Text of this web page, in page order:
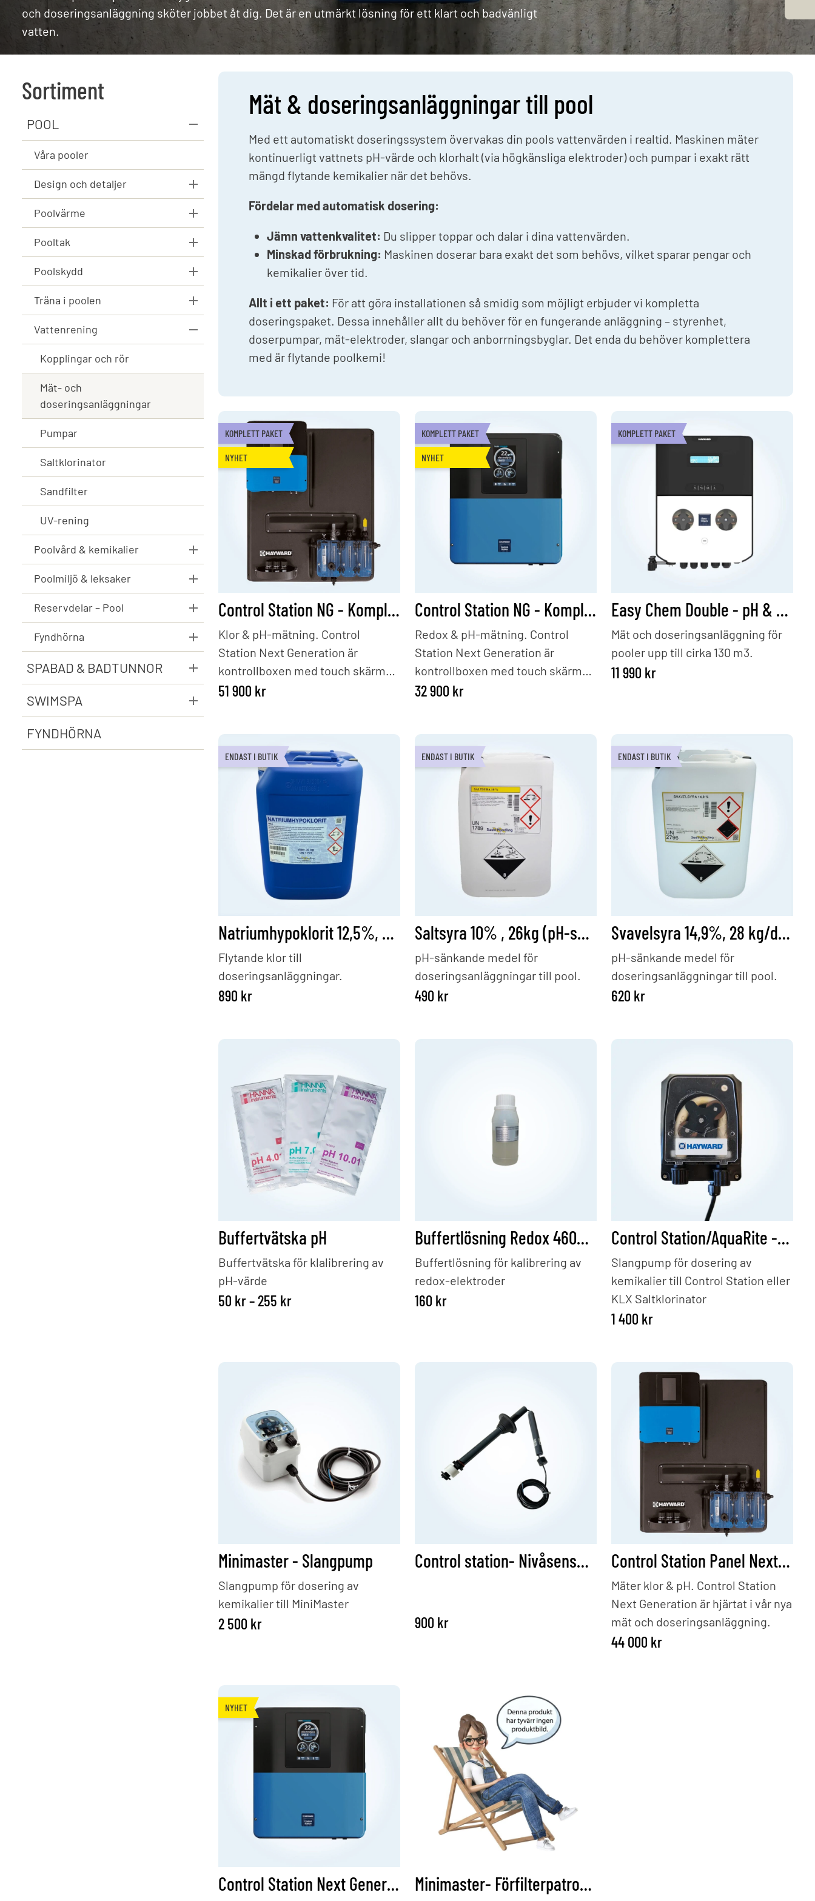
Värmepumpar
Värmeväxlare
Upprullningsanordning
Jet Swim
Poolmiljö & leksaker
Dricksglas
Spel och lek
Fyndhörna
och doseringsanläggning sköter jobbet åt dig. Det är en utmärkt lösning för ett klart och badvänligt
vatten.
Sortiment
POOL
Våra pooler
Design och detaljer
Poolvärme
Pooltak
Poolskydd
Träna i poolen
Vattenrening
Kopplingar och rör
Mät- och
doseringsanläggningar
Pumpar
Saltklorinator
Sandfilter
UV-rening
Poolvård & kemikalier
Poolmiljö & leksaker
Reservdelar – Pool
Fyndhörna
SPABAD & BADTUNNOR
SWIMSPA
FYNDHÖRNA
Mät & doseringsanläggningar till pool
Med ett automatiskt doseringssystem övervakas din pools vattenvärden i realtid. Maskinen mäter
kontinuerligt vattnets pH-värde och klorhalt (via högkänsliga elektroder) och pumpar i exakt rätt
mängd flytande kemikalier när det behövs.
Fördelar med automatisk dosering:
Jämn vattenkvalitet: Du slipper toppar och dalar i dina vattenvärden.
Minskad förbrukning: Maskinen doserar bara exakt det som behövs, vilket sparar pengar och
kemikalier över tid.
Allt i ett paket: För att göra installationen så smidig som möjligt erbjuder vi kompletta
doseringspaket. Dessa innehåller allt du behöver för en fungerande anläggning – styrenhet,
doserpumpar, mät-elektroder, slangar och anborrningsbyglar. Det enda du behöver komplettera
med är flytande poolkemi!
KOMPLETT PAKET
NYHET
Control Station NG - Komplett paket - Klor/ pH
Klor & pH-mätning. Control
Station Next Generation är
kontrollboxen med touch skärm
som är hjärtat i din mät och
kontrollbox, mätelektroder i glas
(pH och klor), temperaturgivare,
Wifi-kit samt anborrningsbyglar.
Följande produkter ingår i
paketpriset:
51 900 kr
KOMPLETT PAKET
NYHET
Control Station NG - Komplett paket - Redox / pH
Redox & pH-mätning. Control
Station Next Generation är
kontrollboxen med touch skärm
som är hjärtat i din mät och
kontrollbox, mätelektroder i glas
(pH och redox), temperaturgivare,
Wifi-kit samt anborrningsbyglar.
Följande produkter ingår i
paketpriset:
32 900 kr
KOMPLETT PAKET
Easy Chem Double - pH & Redox
Mät och doseringsanläggning för
pooler upp till cirka 130 m3.
11 990 kr
ENDAST I BUTIK
Natriumhypoklorit 12,5%, 30Kg (Flytande klor)
Flytande klor till
doseringsanläggningar.
890 kr
ENDAST I BUTIK
Saltsyra 10% , 26kg (pH-sänkande)
pH-sänkande medel för
doseringsanläggningar till pool.
490 kr
ENDAST I BUTIK
Svavelsyra 14,9%, 28 kg/dunk
pH-sänkande medel för
doseringsanläggningar till pool.
620 kr
Buffertvätska pH
Buffertvätska för klalibrering av
pH-värde
50 kr–255 krPrisintervall: 50 kr till 255 kr
Buffertlösning Redox 460mV, 70ml
Buffertlösning för kalibrering av
redox-elektroder
160 kr
Control Station/AquaRite - Slangpump
Slangpump för dosering av
kemikalier till Control Station eller
KLX Saltklorinator
1 400 kr
Minimaster - Slangpump
Slangpump för dosering av
kemikalier till MiniMaster
2 500 kr
Control station- Nivåsensor för tank
900 kr
Control Station Panel Next Generation - Fritt klor & pH
Mäter klor & pH. Control Station
Next Generation är hjärtat i vår nya
mät och doseringsanläggning.
44 000 kr
NYHET
Control Station Next Generation - Endast Box Minimaster- Förfilterpatron 2-pack